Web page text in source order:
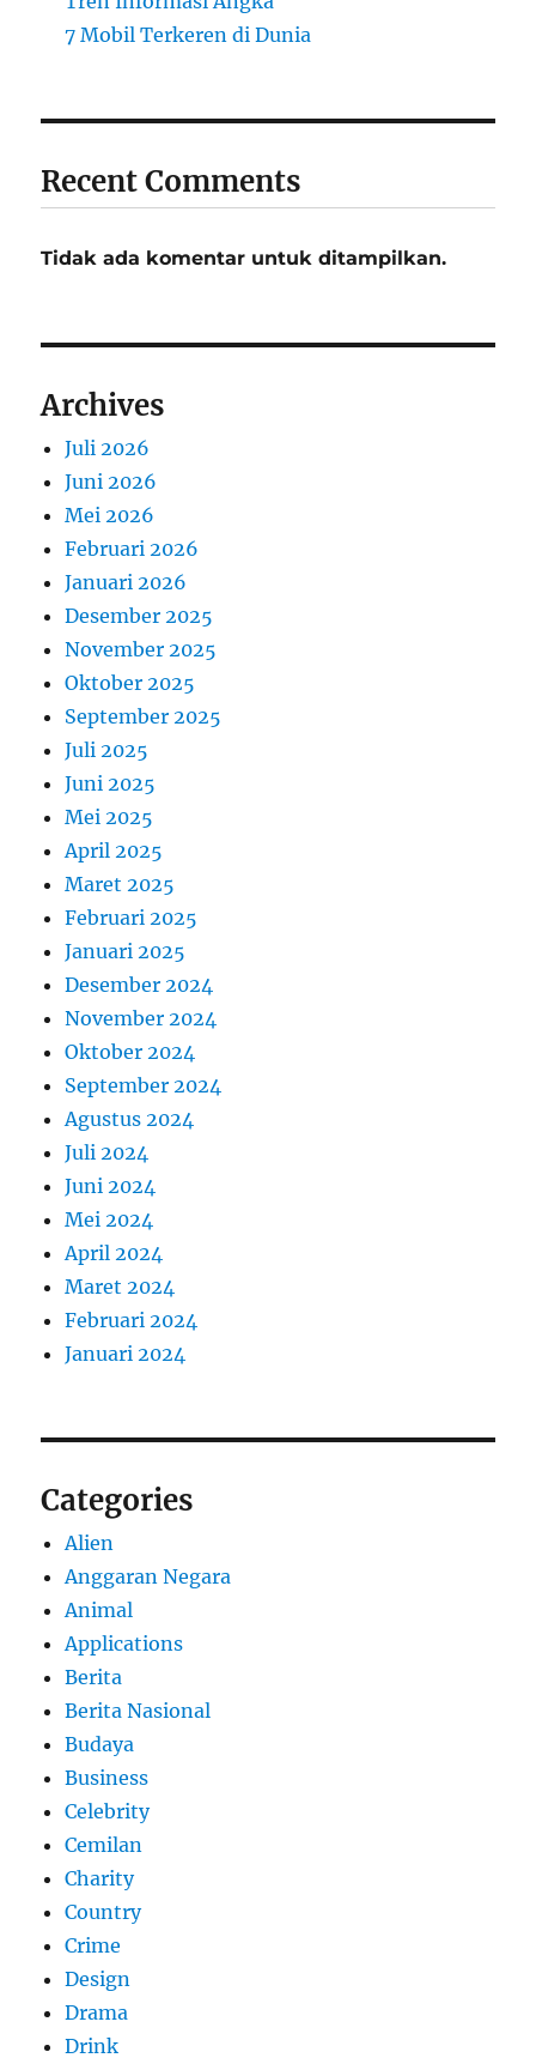
7 Mobil Terkeren di Dunia
Recent Comments
Tidak ada komentar untuk ditampilkan.
Archives
Juli 2026
Juni 2026
Mei 2026
Februari 2026
Januari 2026
Desember 2025
November 2025
Oktober 2025
September 2025
Juli 2025
Juni 2025
Mei 2025
April 2025
Maret 2025
Februari 2025
Januari 2025
Desember 2024
November 2024
Oktober 2024
September 2024
Agustus 2024
Juli 2024
Juni 2024
Mei 2024
April 2024
Maret 2024
Februari 2024
Januari 2024
Categories
Alien
Anggaran Negara
Animal
Applications
Berita
Berita Nasional
Budaya
Business
Celebrity
Cemilan
Charity
Country
Crime
Design
Drama
Drink